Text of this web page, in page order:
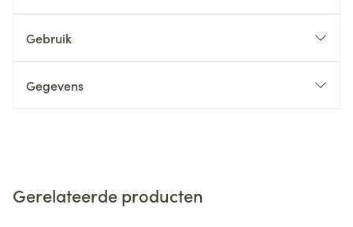
Gebruik
Gegevens
Gerelateerde producten